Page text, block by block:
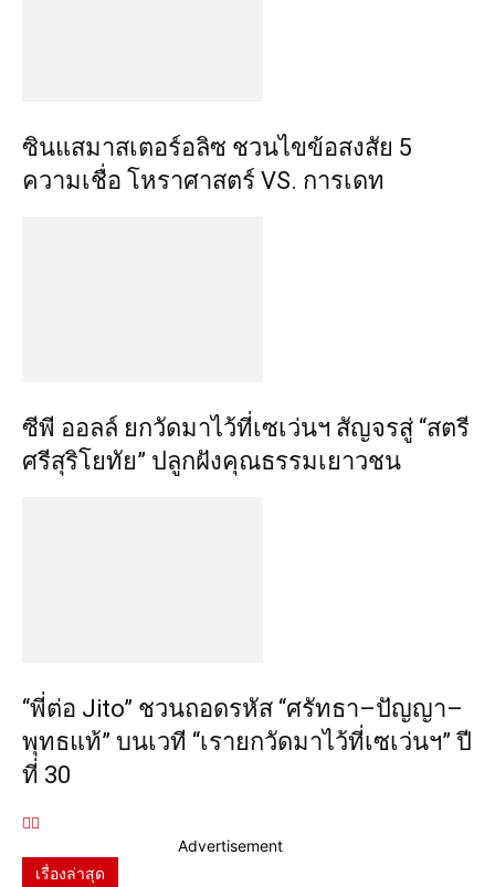
ซินแสมาสเตอร์อลิซ ชวนไขข้อสงสัย 5
ความเชื่อ โหราศาสตร์ VS. การเดท
ซีพี ออลล์ ยกวัดมาไว้ที่เซเว่นฯ สัญจรสู่ “สตรี
ศรีสุริโยทัย” ปลูกฝังคุณธรรมเยาวชน
“พี่ต่อ Jito” ชวนถอดรหัส “ศรัทธา–ปัญญา–
พุทธแท้” บนเวที “เรายกวัดมาไว้ที่เซเว่นฯ” ปี
ที่ 30
Advertisement
เรื่องล่าสุด